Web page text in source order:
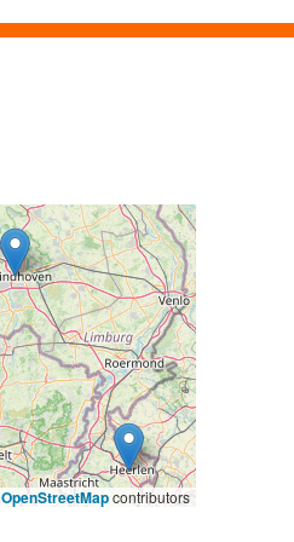
OpenStreetMapcontributors